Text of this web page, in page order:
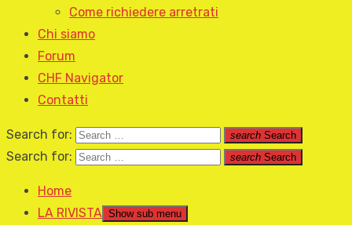
Come richiedere arretrati
Chi siamo
Forum
CHF Navigator
Contatti
Search for: search Search
Search for: search Search
Home
LA RIVISTA Show sub menu